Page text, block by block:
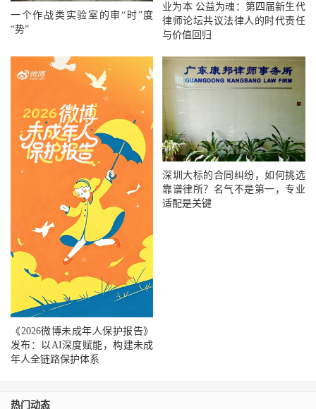
一个作战类实验室的审“时”度
“势”
业为本 公益为魂：第四届新生代
律师论坛共议法律人的时代责任
与价值回归
《2026微博未成年人保护报告》
发布：以AI深度赋能，构建未成
年人全链路保护体系
深圳大标的合同纠纷，如何挑选
靠谱律所？名气不是第一，专业
适配是关键
热门动态